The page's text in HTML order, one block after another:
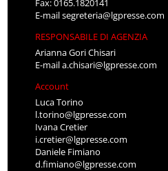
E-mailsegreteria@lgpresse.com
RESPONSABILE DI AGENZIA
Arianna Gori Chisari
E-maila.chisari@lgpresse.com
Account
Luca Torino
l.torino@lgpresse.com
Ivana Cretier
i.cretier@lgpresse.com
Daniele Fimiano
d.fimiano@lgpresse.com